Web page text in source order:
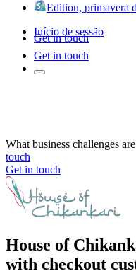
Edition, primavera
Início de sessão
Get in touch
Get in touch
What business challenges
touch
Get in touch
House of
with checkout